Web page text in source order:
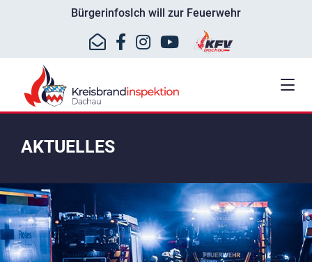
BürgerinfosIch will zur Feuerwehr
AKTUELLES